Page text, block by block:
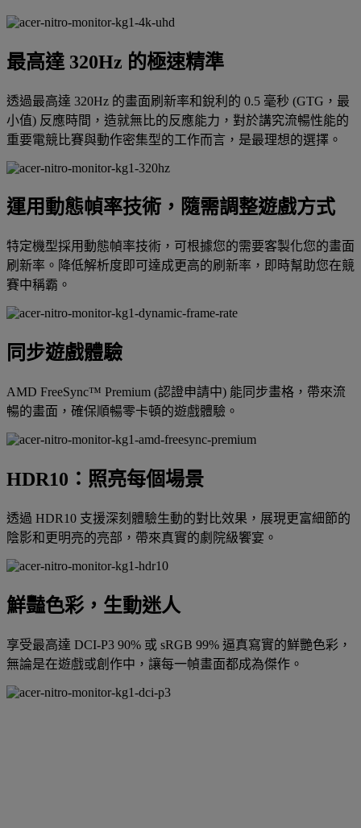
最高達 320Hz 的極速精準
透過最高達 320Hz 的畫面刷新率和銳利的 0.5 毫秒 (GTG，最
小值) 反應時間，造就無比的反應能力，對於講究流暢性能的
重要電競比賽與動作密集型的工作而言，是最理想的選擇。
運用動態幀率技術，隨需調整遊戲方式
特定機型採用動態幀率技術，可根據您的需要客製化您的畫面
刷新率。降低解析度即可達成更高的刷新率，即時幫助您在競
賽中稱霸。
同步遊戲體驗
AMD FreeSync™ Premium (認證申請中) 能同步畫格，帶來流
暢的畫面，確保順暢零卡頓的遊戲體驗。
HDR10：照亮每個場景
透過 HDR10 支援深刻體驗生動的對比效果，展現更富細節的
陰影和更明亮的亮部，帶來真實的劇院級饗宴。
鮮豔色彩，生動迷人
享受最高達 DCI-P3 90% 或 sRGB 99% 逼真寫實的鮮艷色彩，
無論是在遊戲或創作中，讓每一幀畫面都成為傑作。